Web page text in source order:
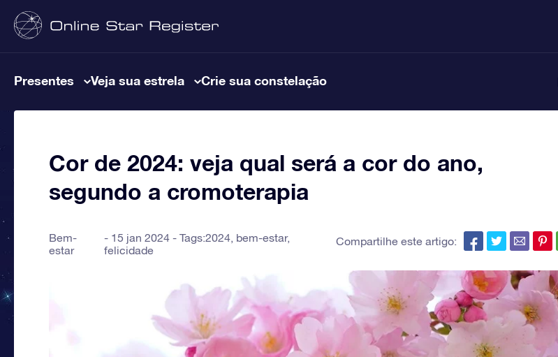
Presentes Veja sua estrela Crie sua constelação
Cor de 2024: veja qual será a cor do ano,
segundo a cromoterapia
Bem-
estar
15 jan 2024 - Tags:2024, bem-estar,
felicidade
Compartilhe este artigo: